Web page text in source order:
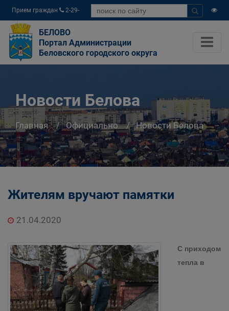
Прием граждан
2-29-
04
БЕЛОВО
Портал Администрации
Беловского городского округа
Новости Белова
Главная Официально Новости Белова
Жителям вручают памятки
21.04.2020
С приходом
тепла в